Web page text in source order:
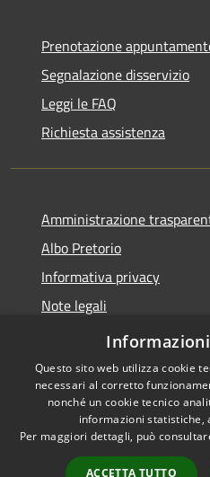
Prenotazione
Segnalazione disservizio
Leggi le FAQ
Richiesta assistenza
Amministrazione
Albo Pretorio
Informativa privacy
Note legali
Dichiarazione di accessibilità
Accessibilità
Questo sito web utilizza cookie
necessari al corretto
nonché un cookie tecnico
informazioni statistiche,
Per maggiori dettagli, può
ACCETTA TUTTO